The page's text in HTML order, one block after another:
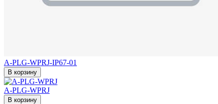
A-PLG-WPRJ-IP67-01
В корзину
A-PLG-WPRJ
В корзину